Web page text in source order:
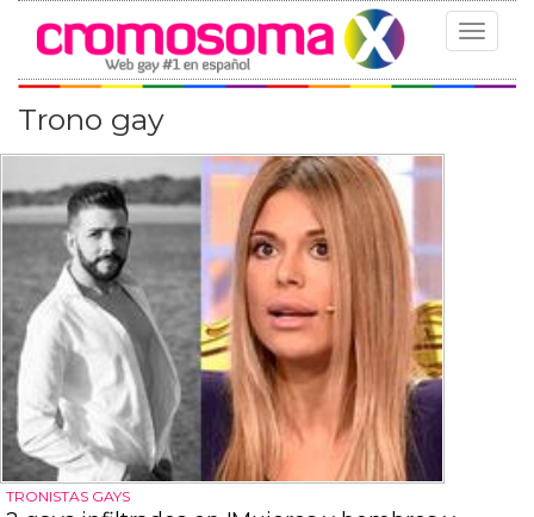
Toggle
Trono gay
TRONISTAS GAYS